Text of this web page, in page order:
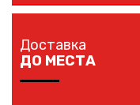
зависимости от
наличия ворот и
Доставка
ДО МЕСТА